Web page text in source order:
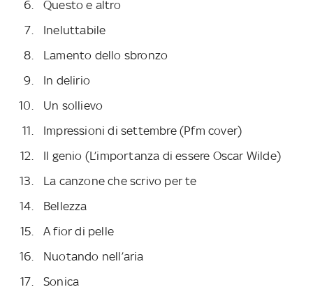
Questo e altro
Ineluttabile
Lamento dello sbronzo
In delirio
Un sollievo
Impressioni di settembre (Pfm cover)
Il genio (L’importanza di essere Oscar Wilde)
La canzone che scrivo per te
Bellezza
A fior di pelle
Nuotando nell’aria
Sonica